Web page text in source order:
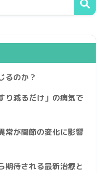
るのか？
り減るだけ」の病気で
常が関節の変化に影響
期待される最新治療と